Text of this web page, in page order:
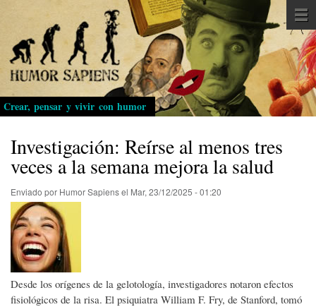
Pasar
al
contenido
principal
Crear, pensar y vivir con humor
Investigación: Reírse al menos tres
veces a la semana mejora la salud
Enviado por Humor Sapiensel Mar, 23/12/2025 - 01:20
Desde los orígenes de la gelotología, investigadores notaron efectos
fisiológicos de la risa. El psiquiatra William F. Fry, de Stanford, tomó